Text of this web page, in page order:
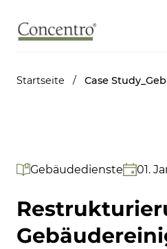
Startseite / Case
Gebäudedienste 01.